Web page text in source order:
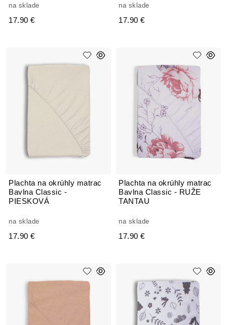
na sklade
17.90 €
na sklade
17.90 €
Plachta na okrúhly matrac
Bavlna Classic -
PIESKOVÁ
na sklade
17.90 €
Plachta na okrúhly matrac
Bavlna Classic - RUŽE
TANTAU
na sklade
17.90 €